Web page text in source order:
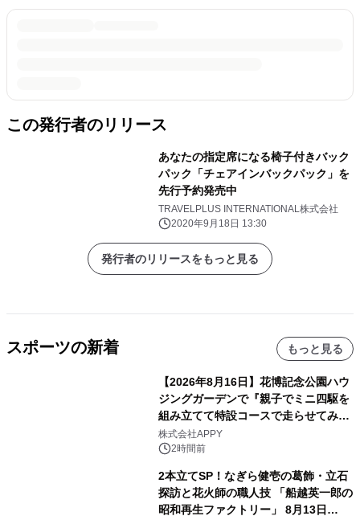
この発行者のリリース
あなたの指定席になる椅子付きバック
パック「チェアインバックパック」を
先行予約発売中
TRAVELPLUS INTERNATIONAL株式会社
2020年9月18日 13:30
発行者のリリースをもっと見る
スポーツの新着 もっと見る
【2026年8月16日】花博記念公園ハウ
ジングガーデンで『親子でミニ四駆を
組み立てて特設コースで走らせてみよ
う！』を開催
株式会社APPY
2時間前
2本立てSP！なぎら健壱の葛飾・立石
探訪と花火師の職人技 「船越英一郎の
昭和再生ファクトリー」 8月13日